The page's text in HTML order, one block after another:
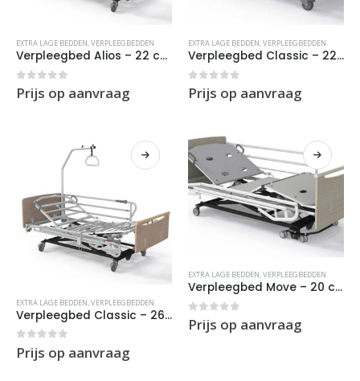
EXTRA LAGE BEDDEN,VERPLEEGBEDDEN
Verpleegbed Alios – 22 cm hoog – XD2 (HomeCare)
0out of 5
Prijs op aanvraag
EXTRA LAGE BEDDEN,VERPLEEGBEDDEN
Verpleegbed Classic – 22 cm hoog – X2 (Nursing)
0out of 5
Prijs op aanvraag
EXTRA LAGE BEDDEN,VERPLEEGBEDDEN
Verpleegbed Classic – 26 cm hoog – XD2 (HomeCare)
0 out of 5
Prijs op aanvraag
EXTRA LAGE BEDDEN,VERPLEEGBEDDEN
Verpleegbed Move – 20 cm hoog – X2 (Nursing)
0out of 5
Prijs op aanvraag